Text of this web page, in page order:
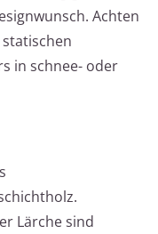
Achten
in schnee- oder
Lärche sind